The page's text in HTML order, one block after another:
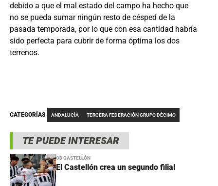
TE PUEDE INTERESAR
CD CASTELLÓN
El Castellón crea un segundo filial
debido a que el mal estado del campo ha hecho que
no se pueda sumar ningún resto de césped de la
pasada temporada, por lo que con esa cantidad habría
sido perfecta para cubrir de forma óptima los dos
terrenos.
CATEGORÍAS ANDALUCÍA TERCERA FEDERACIÓN GRUPO DÉCIMO